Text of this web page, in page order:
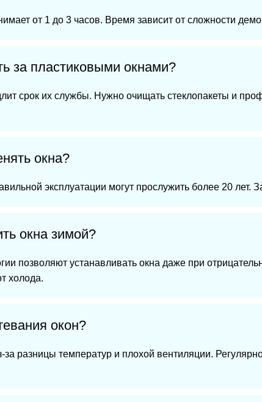
от 1 до 3 часов. Время зависит от сложности
за пластиковыми окнами?
срок их службы. Нужно очищать стеклопакеты и
окна?
эксплуатации могут прослужить более 20 лет.
окна зимой?
позволяют устанавливать окна даже при
холода.
окон?
за разницы температур и плохой вентиляции.